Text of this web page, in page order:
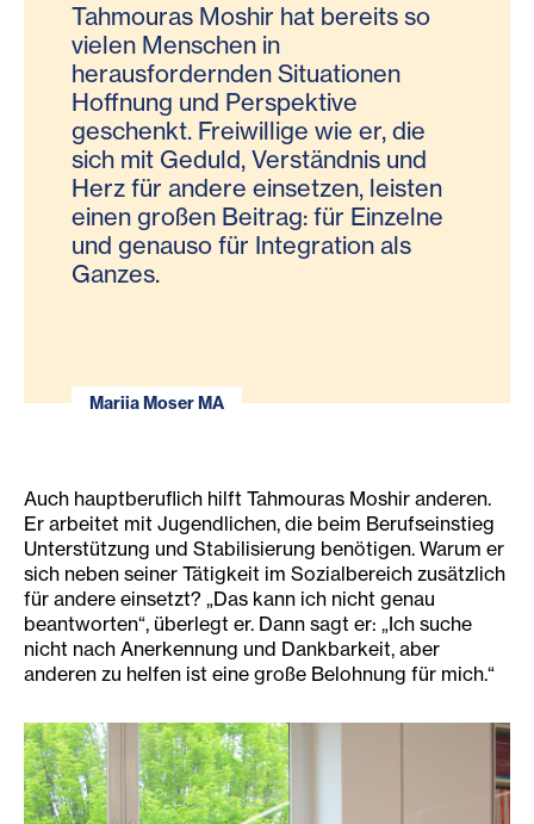
Tahmouras Moshir hat bereits so
vielen Menschen in
herausfordernden Situationen
Hoffnung und Perspektive
geschenkt. Freiwillige wie er, die
sich mit Geduld, Verständnis und
Herz für andere einsetzen, leisten
einen großen Beitrag: für Einzelne
und genauso für Integration als
Ganzes.
Mariia Moser MA
Auch hauptberuflich hilft Tahmouras Moshir anderen.
Er arbeitet mit Jugendlichen, die beim Berufseinstieg
Unterstützung und Stabilisierung benötigen. Warum er
sich neben seiner Tätigkeit im Sozialbereich zusätzlich
für andere einsetzt? „Das kann ich nicht genau
beantworten“, überlegt er. Dann sagt er: „Ich suche
nicht nach Anerkennung und Dankbarkeit, aber
anderen zu helfen ist eine große Belohnung für mich.“